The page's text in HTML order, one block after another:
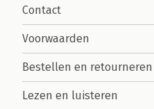
Contact
Voorwaarden
Bestellen en retourneren
Lezen en luisteren